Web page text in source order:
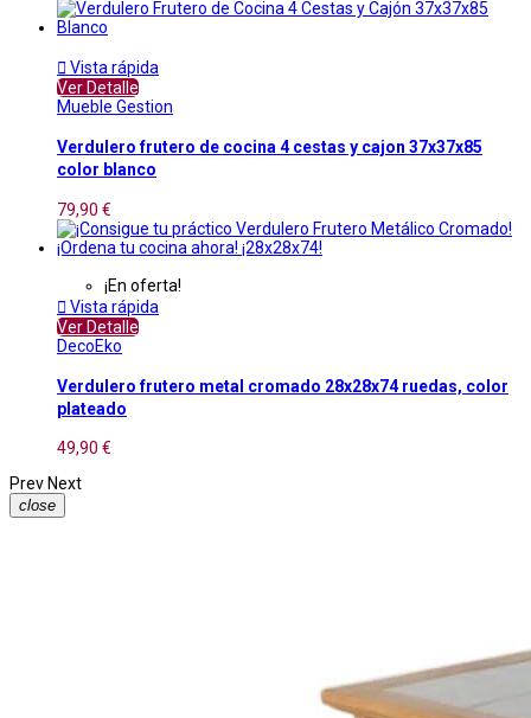
 Vista rápida
Ver Detalle
Mueble Gestion
Verdulero frutero de cocina 4 cestas y cajon 37x37x85
color blanco
79,90 €
¡En oferta!
 Vista rápida
Ver Detalle
DecoEko
Verdulero frutero metal cromado 28x28x74 ruedas, color
plateado
49,90 €
Prev Next
close